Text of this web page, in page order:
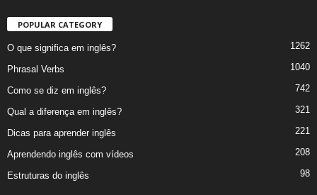
POPULAR CATEGORY
O que significa em inglês? 1262
Phrasal Verbs 1040
Como se diz em inglês? 742
Qual a diferença em inglês? 321
Dicas para aprender inglês 221
Aprendendo inglês com vídeos 208
Estruturas do inglês 98